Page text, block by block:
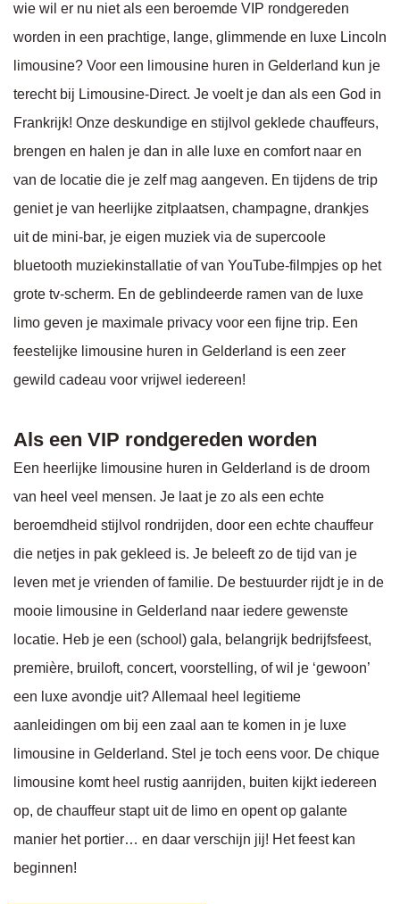
wie wil er nu niet als een beroemde VIP rondgereden
worden in een prachtige, lange, glimmende en luxe Lincoln
limousine? Voor een limousine huren in Gelderland kun je
terecht bij Limousine-Direct. Je voelt je dan als een God in
Frankrijk! Onze deskundige en stijlvol geklede chauffeurs,
brengen en halen je dan in alle luxe en comfort naar en
van de locatie die je zelf mag aangeven. En tijdens de trip
geniet je van heerlijke zitplaatsen, champagne, drankjes
uit de mini-bar, je eigen muziek via de supercoole
bluetooth muziekinstallatie of van YouTube-filmpjes op het
grote tv-scherm. En de geblindeerde ramen van de luxe
limo geven je maximale privacy voor een fijne trip. Een
feestelijke limousine huren in Gelderland is een zeer
gewild cadeau voor vrijwel iedereen!
Als een VIP rondgereden worden
Een heerlijke limousine huren in Gelderland is de droom
van heel veel mensen. Je laat je zo als een echte
beroemdheid stijlvol rondrijden, door een echte chauffeur
die netjes in pak gekleed is. Je beleeft zo de tijd van je
leven met je vrienden of familie. De bestuurder rijdt je in de
mooie limousine in Gelderland naar iedere gewenste
locatie. Heb je een (school) gala, belangrijk bedrijfsfeest,
première, bruiloft, concert, voorstelling, of wil je ‘gewoon’
een luxe avondje uit? Allemaal heel legitieme
aanleidingen om bij een zaal aan te komen in je luxe
limousine in Gelderland. Stel je toch eens voor. De chique
limousine komt heel rustig aanrijden, buiten kijkt iedereen
op, de chauffeur stapt uit de limo en opent op galante
manier het portier… en daar verschijn jij! Het feest kan
beginnen!